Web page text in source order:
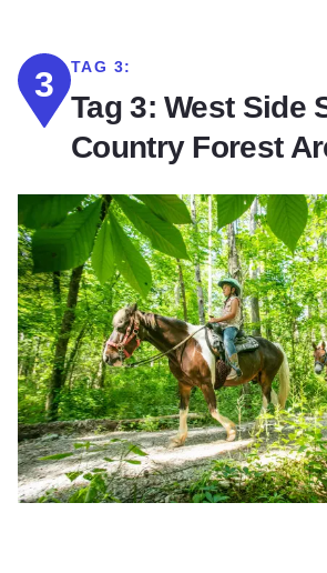
3 TAG 3:
Tag 3: West Side
Country Forest